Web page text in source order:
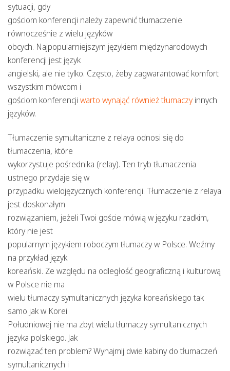
sytuacji, gdy
gościom konferencji należy zapewnić tłumaczenie
równocześnie z wielu języków
obcych. Najpopularniejszym językiem międzynarodowych
konferencji jest język
angielski, ale nie tylko. Często, żeby zagwarantować komfort
wszystkim mówcom i
gościom konferencji warto wynająć również tłumaczyinnych
języków.
Tłumaczenie symultaniczne z relaya odnosi się do
tłumaczenia, które
wykorzystuje pośrednika (relay). Ten tryb tłumaczenia
ustnego przydaje się w
przypadku wielojęzycznych konferencji. Tłumaczenie z relaya
jest doskonałym
rozwiązaniem, jeżeli Twoi goście mówią w języku rzadkim,
który nie jest
popularnym językiem roboczym tłumaczy w Polsce. Weźmy
na przykład język
koreański. Ze względu na odległość geograficzną i kulturową
w Polsce nie ma
wielu tłumaczy symultanicznych języka koreańskiego tak
samo jak w Korei
Południowej nie ma zbyt wielu tłumaczy symultanicznych
języka polskiego. Jak
rozwiązać ten problem? Wynajmij dwie kabiny do tłumaczeń
symultanicznych i